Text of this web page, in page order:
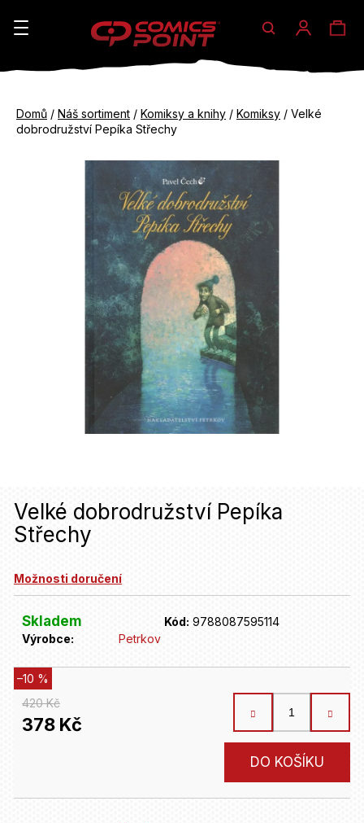
Hledat
Domů / Náš sortiment / Komiksy a knihy / Komiksy / Velké
dobrodružství Pepíka Střechy
Velké dobrodružství Pepíka
Střechy
Možnosti doručení
Skladem Kód: 9788087595114
Výrobce:
Petrkov
420 Kč
–10 %
378 Kč
DO KOŠÍKU
K
do
do
n
a
í
?
D
r